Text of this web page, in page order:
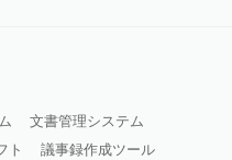
文書管理システム
ト 議事録作成ツール